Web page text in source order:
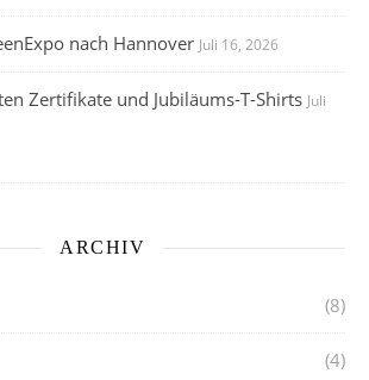
nach Hannover Juli 16, 2026
Zertifikate und Jubiläums-T-Shirts Juli
ARCHIV
(8)
(4)